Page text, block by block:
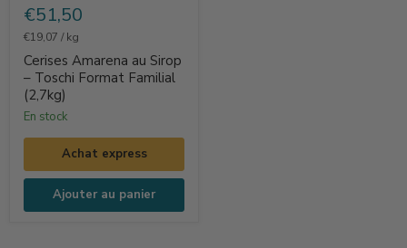
Amarena
au
Sirop
–
Toschi
Format
Familial
(2,7kg)
€51,50
€19,07 /kg
Cerises Amarena au Sirop
– Toschi Format Familial
(2,7kg)
en stock
Achat express
Ajouter au panier